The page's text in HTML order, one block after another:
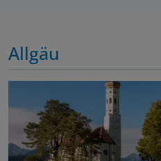
Allgäu